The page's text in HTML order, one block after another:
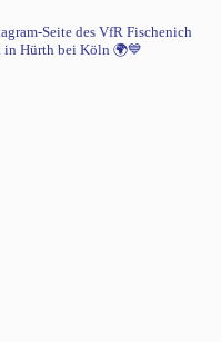
Seite des VfR Fischenich
in Hürth bei Köln 🌍💙